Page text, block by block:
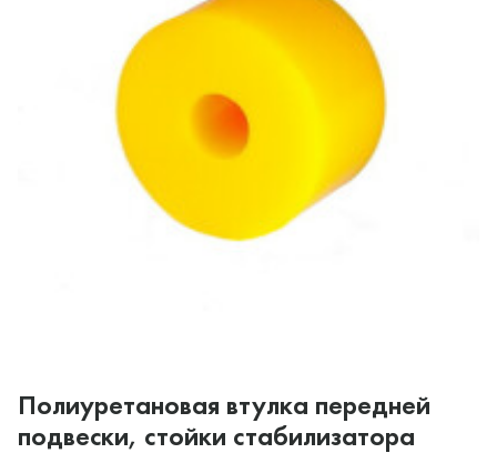
Полиуретановая втулка передней
подвески, стойки стабилизатора